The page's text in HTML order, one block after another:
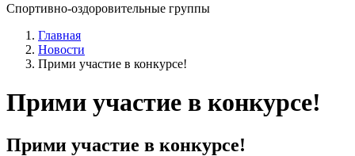
Спортивно-оздоровительные группы
Главная
Новости
Прими участие в конкурсе!
Прими участие в конкурсе!
Прими участие в конкурсе!